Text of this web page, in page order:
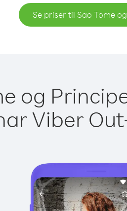
Se priser til Sao Tome
og
Viber